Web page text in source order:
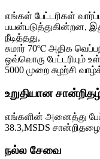
எங்கள் பேட்டரிகள்
பயன்படுத்துகின்றன,
நீடித்தது,
சுமார் 70℃ அதிக
ஒவ்வொரு பேட்டரியும்
5000 முறை சுழற்சி
உறுதியான
எங்களின் அனைத்து
38.3,MSDS
நல்ல சேவை